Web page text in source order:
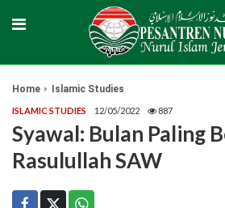
Home Islamic Studies
ISLAMIC STUDIES 12/05/2022 887
Syawal: Bulan Paling
Rasulullah SAW